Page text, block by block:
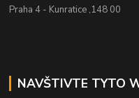
Praha 4 - Kunratice ,148 00
NAVŠTIVTE TYTO